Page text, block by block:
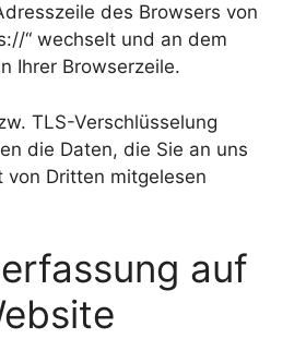
des Browsers von
“ wechselt und an dem
Ihrer Browserzeile.
TLS-Verschlüsselung
die Daten, die Sie an uns
von Dritten mitgelesen
auf